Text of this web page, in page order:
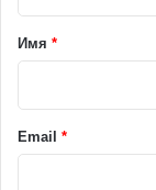
а
р
й
Имя *
Email *